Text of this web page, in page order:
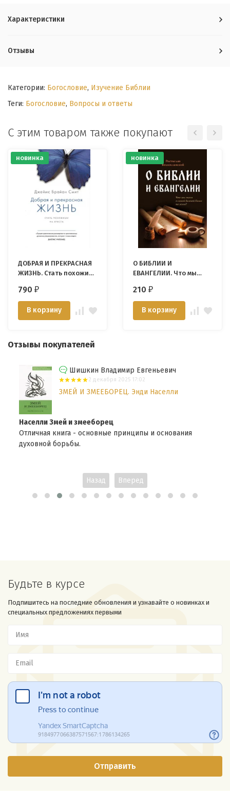
Характеристики
Отзывы
Категории: Богословие, Изучение Библии
Теги: Богословие, Вопросы и ответы
С этим товаром также покупают
новинка
ДОБРАЯ И ПРЕКРАСНАЯ
ЖИЗНЬ. Стать похожими
790 ₽
В корзину
новинка
О БИБЛИИ И
ЕВАНГЕЛИИ. Что мы
Книге на земле?
Ростислав
Волкославский
210 ₽
В корзину
Отзывы покупателей
Шишкин Владимир Евгеньевич
2 декабря 2025 17:02
ЗМЕЙ И ЗМЕЕБОРЕЦ. Энди Населли
Населли Змей и змееборец
Отличная книга - основные принципы и основания
духовной борьбы.
Назад Вперед
Будьте в курсе
Подпишитесь на последние обновления и узнавайте о новинках и
специальных предложениях первыми